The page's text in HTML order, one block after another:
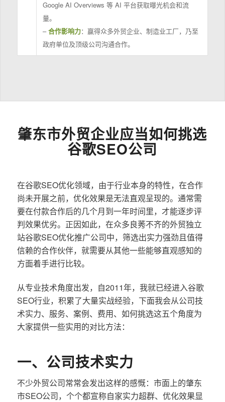
Google AI Overviews 等 AI 平台获取曝光机会和流
量。
–合作影响力：赢得众多外贸企业、制造业工厂，乃至
政府单位及顶级公司沟通合作。
肇东市外贸企业应当如何挑选
谷歌SEO公司
在谷歌SEO优化领域，由于行业本身的特性，在合作
尚未开展之前，优化效果是无法直观呈现的。通常需
要在付款合作后的几个月到一年时间里，才能逐步评
判效果优劣。正因如此，在众多良莠不齐的外贸独立
站谷歌SEO优化推广公司中，筛选出实力强劲且值得
信赖的合作伙伴，就需要从其他一些能够直观感知的
方面着手进行比较。
从专业技术角度出发，自2011年，我就已经进入谷歌
SEO行业，积累了大量实战经验，下面我会从公司技
术实力、服务、案例、费用、如何挑选这五个角度为
大家提供一些实用的对比方法：
一、公司技术实力
不少外贸公司常常会发出这样的感慨：市面上的肇东
市SEO公司，个个都宣称自家实力超群、优化效果显